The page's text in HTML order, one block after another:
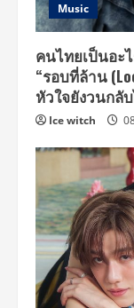
Music
คนไทยเป็นอะไ
“รอบที่ล้าน
หัวใจยังวนกลั
Ice witch